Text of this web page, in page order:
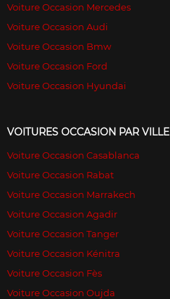
Voiture Occasion Mercedes
Voiture Occasion Audi
Voiture Occasion Bmw
Voiture Occasion Ford
Voiture Occasion Hyundai
VOITURES OCCASION PAR VILLE
Voiture Occasion Casablanca
Voiture Occasion Rabat
Voiture Occasion Marrakech
Voiture Occasion Agadir
Voiture Occasion Tanger
Voiture Occasion Kénitra
Voiture Occasion Fès
Voiture Occasion Oujda